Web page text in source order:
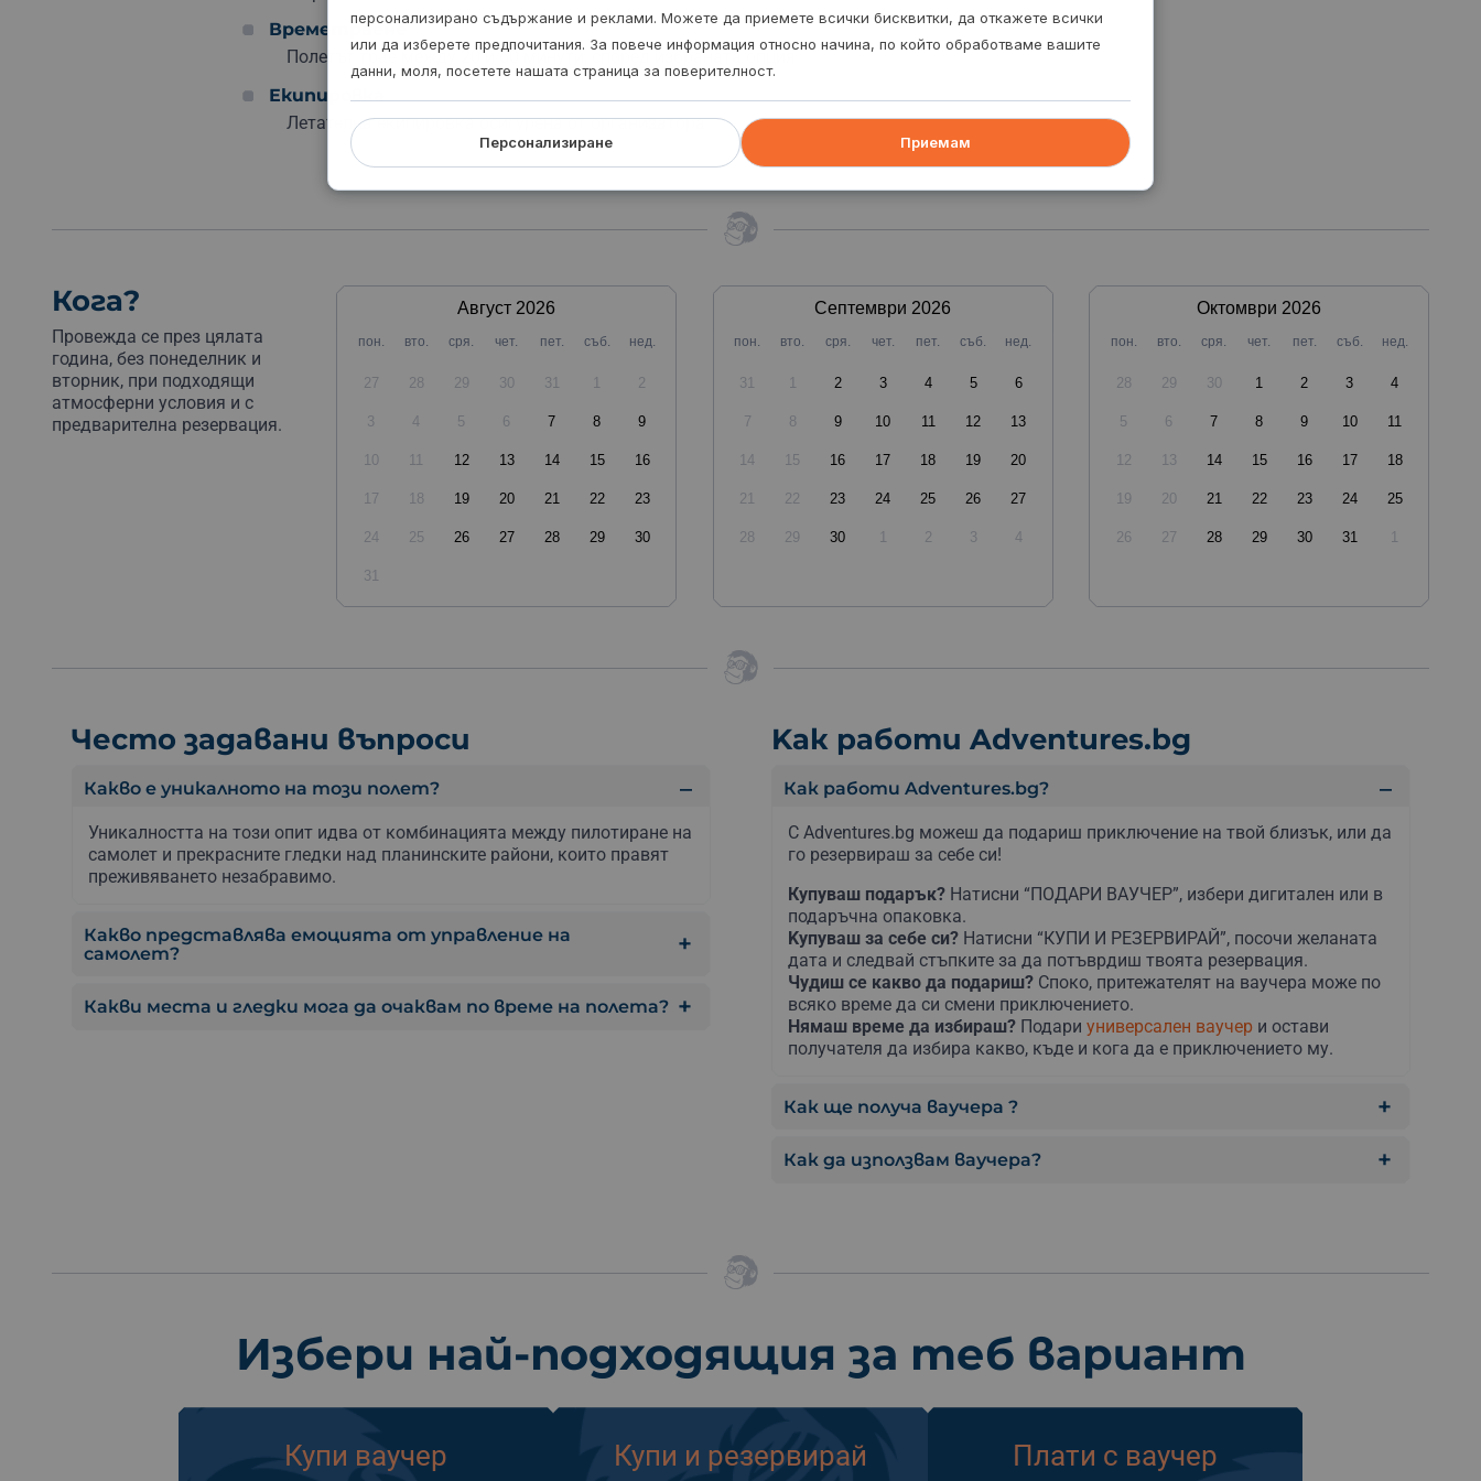
Времетраене
Полетът трае между 20 и 60 минути, според избраната опция.
Екипировка
Летателна екипировка осигурена от организатора.
Кога?
Провежда се през цялата
година, без понеделник и
вторник, при подходящи
атмосферни условия и с
предварителна резервация.
Август 2026
пон. вто. сря. чет. пет. съб. нед.
27 28 29 30 31 1 2
3 4 5 6 7 8 9
10 11 12 13 14 15 16
17 18 19 20 21 22 23
24 25 26 27 28 29 30
31
Септември 2026
пон. вто. сря. чет. пет. съб. нед.
31 1 2 3 4 5 6
7 8 9 10 11 12 13
14 15 16 17 18 19 20
21 22 23 24 25 26 27
28 29 30 1 2 3 4
Октомври 2026
пон. вто. сря. чет. пет. съб. нед.
28 29 30 1 2 3 4
5 6 7 8 9 10 11
12 13 14 15 16 17 18
19 20 21 22 23 24 25
26 27 28 29 30 31 1
Често задавани въпроси
Какво е уникалното на този полет?
Уникалността на този опит идва от комбинацията между пилотиране на
самолет и прекрасните гледки над планинските райони, които правят
преживяването незабравимо.
Какво представлява емоцията от управление на
самолет?
Какви места и гледки мога да очаквам по време на полета?
Kак работи Adventures.bg
Как работи Adventures.bg?
С Adventures.bg можеш да подариш приключение на твой близък, или да
го резервираш за себе си!
Купуваш подарък? Натисни “ПОДАРИ ВАУЧЕР”, избери дигитален или в
подаръчна опаковка.
Kупуваш за себе си? Натисни “КУПИ И РЕЗЕРВИРАЙ”, посочи желаната
дата и следвай стъпките за да потъврдиш твоята резервация.
Чудиш се какво да подариш? Споко, притежателят на ваучера може по
всяко време да си смени приключението.
Нямаш време да избираш? Подари универсален ваучери остави
получателя да избира какво, къде и кога да е приключението му.
Как ще получа ваучера ?
Как да използвам ваучера?
Избери най-подходящия за теб вариант
Купи ваучер Купи и резервирай Плати с ваучер
персонализирано съдържание и реклами. Можете да приемете всички бисквитки, да откажете всички
или да изберете предпочитания. За повече информация относно начина, по който обработваме вашите
данни, моля, посетете нашата страница за поверителност.
Персонализиране Приемам